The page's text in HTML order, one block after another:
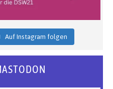
Auf Instagram folgen